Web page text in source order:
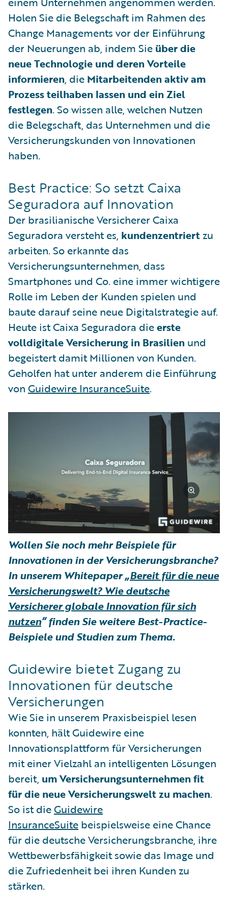
Holen Sie die Belegschaft im Rahmen des
Change Managements vor der Einführung
der Neuerungen ab, indem Sie über die
neue Technologie und deren Vorteile
informieren, die Mitarbeitenden aktiv am
Prozess teilhaben lassen und ein Ziel
festlegen. So wissen alle, welchen Nutzen
die Belegschaft, das Unternehmen und die
Versicherungskunden von Innovationen
haben.
Best Practice: So setzt Caixa
Seguradora auf Innovation
Der brasilianische Versicherer Caixa
Seguradora versteht es, kundenzentriertzu
arbeiten. So erkannte das
Versicherungsunternehmen, dass
Smartphones und Co. eine immer wichtigere
Rolle im Leben der Kunden spielen und
baute darauf seine neue Digitalstrategie auf.
Heute ist Caixa Seguradora dieerste
volldigitale Versicherung in Brasilien und
begeistert damit Millionen von Kunden.
Geholfen hat unter anderem die Einführung
von Guidewire InsuranceSuite.
Wollen Sie noch mehr Beispiele für
Innovationen in der Versicherungsbranche?
In unserem Whitepaper „Bereit für die neue
Versicherungswelt? Wie deutsche
Versicherer globale Innovation für sich
nutzen“ finden Sie weitere Best-Practice-
Beispiele und Studien zum Thema.
Guidewire bietet Zugang zu
Innovationen für deutsche
Versicherungen
Wie Sie in unserem Praxisbeispiel lesen
konnten, hält Guidewire eine
Innovationsplattform für Versicherungen
mit einer Vielzahl an intelligenten Lösungen
bereit, um Versicherungsunternehmen fit
für die neue Versicherungswelt zu machen.
So ist dieGuidewire
InsuranceSuite beispielsweise eine Chance
für die deutsche Versicherungsbranche, ihre
Wettbewerbsfähigkeit sowie das Image und
die Zufriedenheit bei ihren Kunden zu
stärken.